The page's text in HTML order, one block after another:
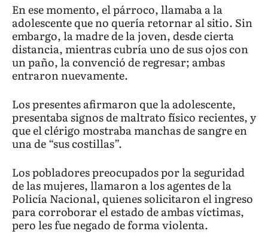
En ese momento, el párroco, llamaba a la
adolescente que no quería retornar al sitio. Sin
embargo, la madre de la joven, desde cierta
distancia, mientras cubría uno de sus ojos con
un paño, la convenció de regresar; ambas
entraron nuevamente.
Los presentes afirmaron que la adolescente,
presentaba signos de maltrato físico recientes, y
que el clérigo mostraba manchas de sangre en
una de “sus costillas”.
Los pobladores preocupados por la seguridad
de las mujeres, llamaron a los agentes de la
Policía Nacional, quienes solicitaron el ingreso
para corroborar el estado de ambas víctimas,
pero les fue negado de forma violenta.